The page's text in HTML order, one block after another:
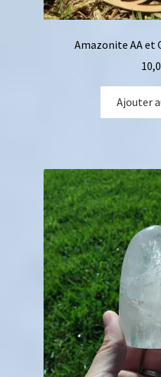
Amazonite AA et
Ajouter